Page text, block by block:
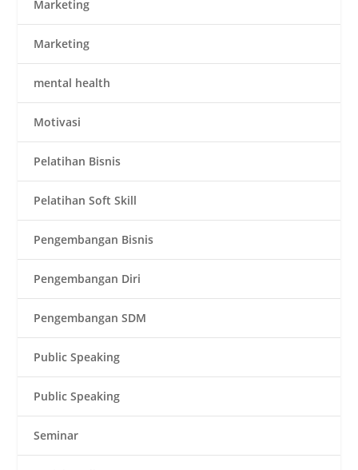
Marketing
Marketing
mental health
Motivasi
Pelatihan Bisnis
Pelatihan Soft Skill
Pengembangan Bisnis
Pengembangan Diri
Pengembangan SDM
Public Speaking
Public Speaking
Seminar